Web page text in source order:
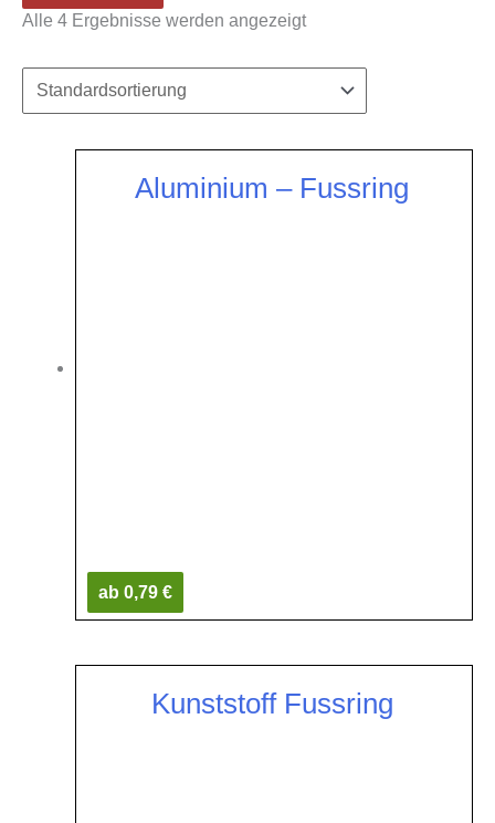
Alle 4 Ergebnisse werden angezeigt
Aluminium – Fussring
ab 0,79 €
Kunststoff Fussring